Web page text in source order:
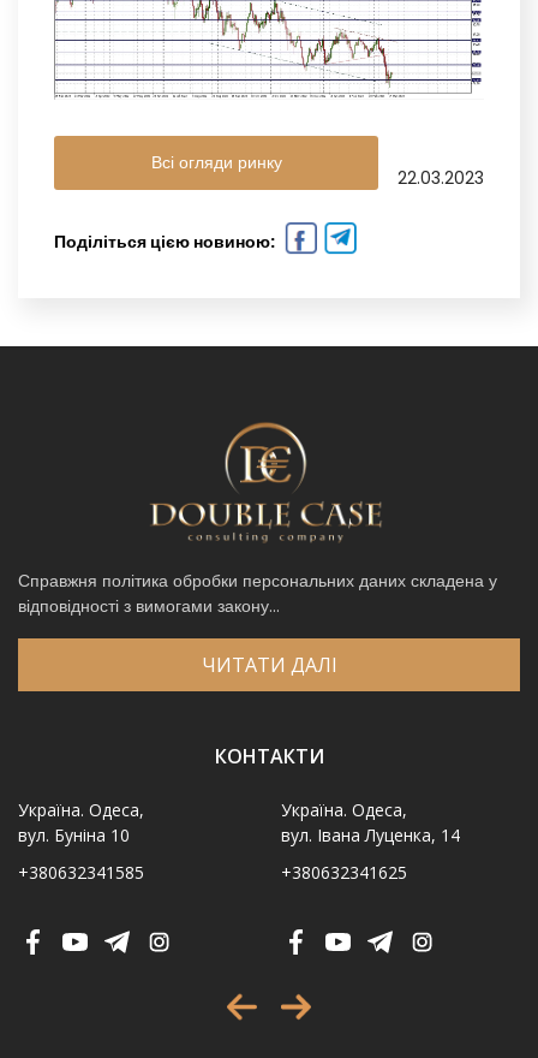
Всі огляди ринку
22.03.2023
Поділіться цією новиною:
Справжня політика обробки персональних даних складена у
відповідності з вимогами закону...
ЧИТАТИ ДАЛІ
КОНТАКТИ
Україна. Одеса,
вул. Буніна 10
+380632341585
Україна. Одеса,
вул. Івана Луценка, 14
+380632341625